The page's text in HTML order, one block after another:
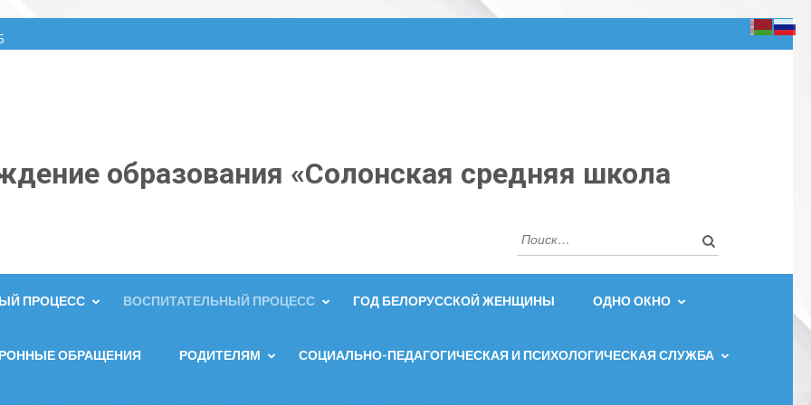
образования «Солонская средняя школа
Найти:
ПРОЦЕСС ВОСПИТАТЕЛЬНЫЙ ПРОЦЕСС ГОД БЕЛОРУССКОЙ ЖЕНЩИНЫ ОДНО ОКНО
ОБРАЩЕНИЯ РОДИТЕЛЯМ СОЦИАЛЬНО-ПЕДАГОГИЧЕСКАЯ И ПСИХОЛОГИЧЕСКАЯ СЛУЖБА